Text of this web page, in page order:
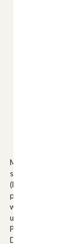
Muszkieterowie
stanowili elitarną
(Milizia Volontaria
pełniącą rolę
w latach 1923-
uroczystościach
Palazzo Venezia w
Duce.